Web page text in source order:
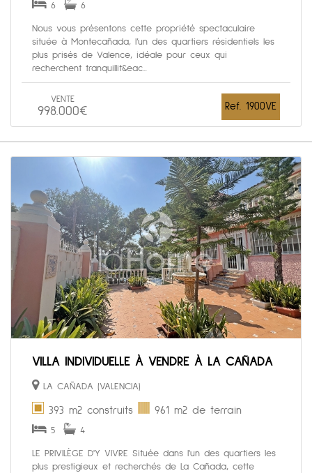
6 6
Nous vous présentons cette propriété spectaculaire
située à Montecañada, l’un des quartiers résidentiels les
plus prisés de Valence, idéale pour ceux qui
recherchent tranquillit&eac...
VENTE
998.000€ Ref. 1900VE
VILLA INDIVIDUELLE À VENDRE À LA CAÑADA
LA CAÑADA (VALENCIA)
393 m2 construits 961 m2 de terrain
5 4
LE PRIVILÈGE D'Y VIVRE Située dans l'un des quartiers les
plus prestigieux et recherchés de La Cañada, cette